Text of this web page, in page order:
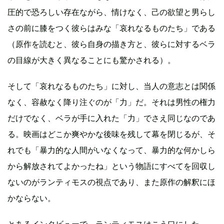
圧的で恐ろしい存在ながら、情けなく、己の欲望と男らし
さの前に膝をつく彼らはみな「哀れなるものたち」である
（原作を読むと、彼ら自身の描き方と、彼らに対するベラ
の目線が大きく異なることにも驚かされる）。
そして「哀れなるものたち」に対し、当人の意志とは関係
なく、容赦なく降り注ぐのが「力」だ。それは男性の権力
だけでなく、ベラが手に入れた「力」でさえ同じなのであ
る。映画はどこか爽やかな後味を残して幕を閉じるが、そ
れでも「暴力的な人間がいなくなって、暴力的な何かしら
から解放されてよかったね」という物語にすべてを回収し
ないのがランティモスの視点であり、また原作の解釈にほ
かならない。